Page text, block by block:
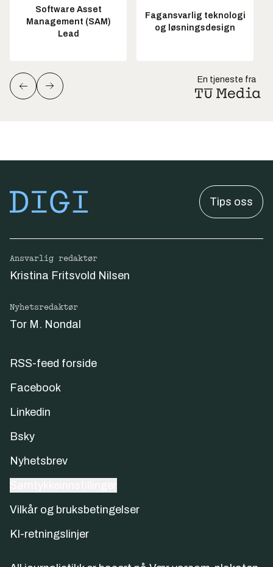
Software Asset
Management (SAM)
Lead
Fagansvarlig teknologi
og løsningsdesign
En tjeneste fra
Tips oss
Ansvarlig redaktør
Kristina Fritsvold Nilsen
Nyhetsredaktør
Tor M. Nondal
RSS-feed forside
Facebook
Linkedin
Bsky
Nyhetsbrev
Vilkår og bruksbetingelser
KI-retningslinjer